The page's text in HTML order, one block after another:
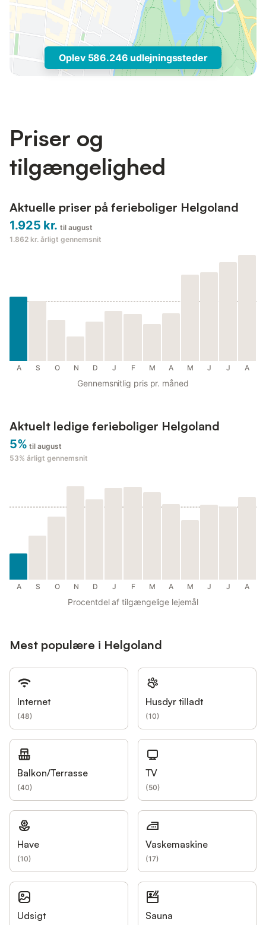
Oplev 586.246 udlejningssteder
Priser og
tilgængelighed
Aktuelle priser på ferieboliger Helgoland
1.925 kr. til august
1.862 kr. årligt gennemsnit
A S O N D J F M A M J J A
Gennemsnitlig pris pr. måned
Aktuelt ledige ferieboliger Helgoland
5% til august
53% årligt gennemsnit
A S O N D J F M A M J J A
Procentdel af tilgængelige lejemål
Mest populære i Helgoland
Internet
(48)
Husdyr tilladt
(10)
Balkon/Terrasse
(40)
TV
(50)
Have
(10)
Vaskemaskine
(17)
Udsigt Sauna